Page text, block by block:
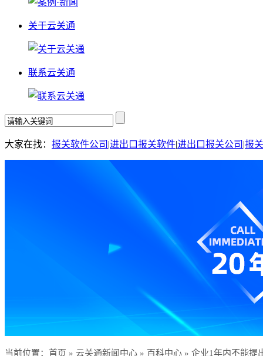
关于云关通
联系云关通
大家在找： 报关软件公司 |进出口报关软件|进出口报关公司 |报
当前位置： 首页 » 云关通新闻中心 » 百科中心 » 企业1年内不能提